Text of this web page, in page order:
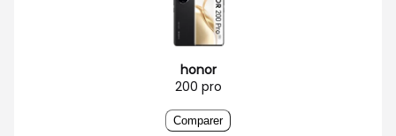
honor
200 pro
Comparer